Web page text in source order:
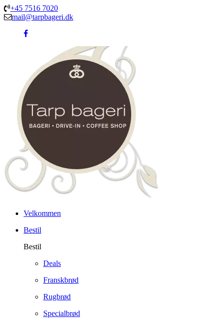
+45 7516 7020
mail@tarpbageri.dk
Velkommen
Bestil
Bestil
Deals
Franskbrød
Rugbrød
Specialbrød